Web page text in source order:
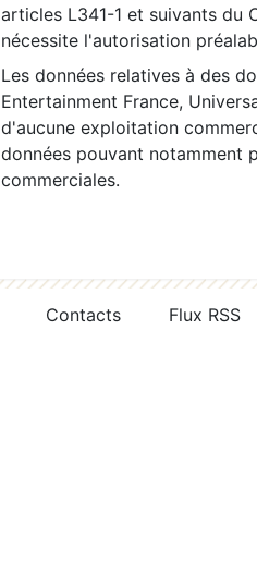
articles L341-1 et suivants du
nécessite l'autorisation
Les données relatives à des
Entertainment France,
d'aucune exploitation
données pouvant notamment
commerciales.
Contacts Flux RSS